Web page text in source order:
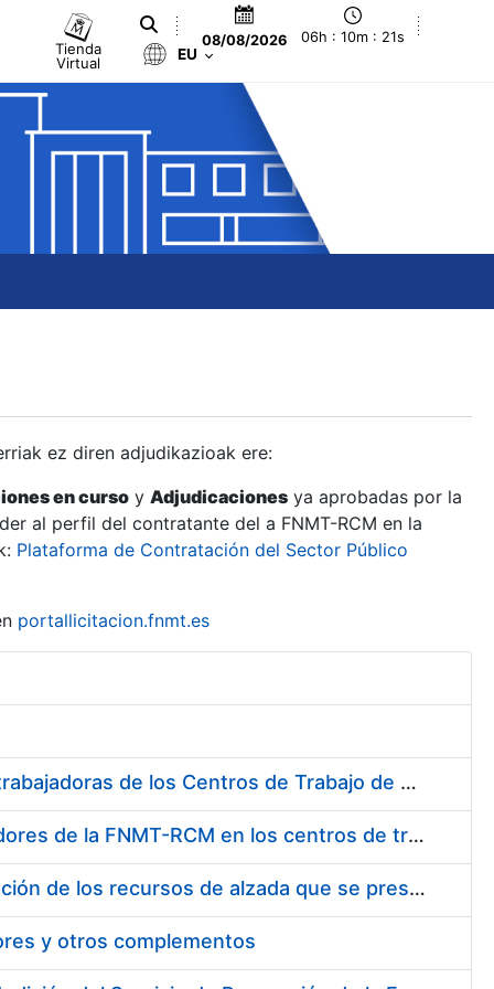
Tienda
Virtual
08/08/2026 06h : 10m : 22s
EU
ez diren adjudikazioak ere:
en curso y Adjudicaciones ya aprobadas por la
al perfil del contratante del a FNMT-RCM en la
Plataforma de Contratación del Sector Público
portallicitacion.fnmt.es
Suministro de Protectores Auditivos a medida para las personas trabajadoras de los Centros de Trabajo de Madrid y Burgos
Suministro de gafas graduadas antiproyecciones para los trabajadores de la FNMT-RCM en los centros de trabajo de Madrid y Burgos
Servicios de una empresa externa para el asesoramiento y resolución de los recursos de alzada que se presentan relacionados con procesos de selección para la FNMT-RCM
y otros complementos